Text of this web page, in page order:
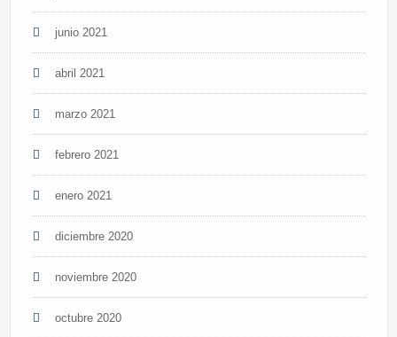
junio 2021
abril 2021
marzo 2021
febrero 2021
enero 2021
diciembre 2020
noviembre 2020
octubre 2020